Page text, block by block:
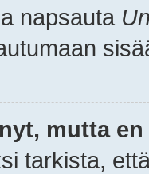
napsauta
mutta
tarkista,